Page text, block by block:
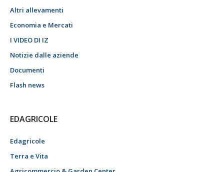
Altri allevamenti
Economia e Mercati
I VIDEO DI IZ
Notizie dalle aziende
Documenti
Flash news
EDAGRICOLE
Edagricole
Terra e Vita